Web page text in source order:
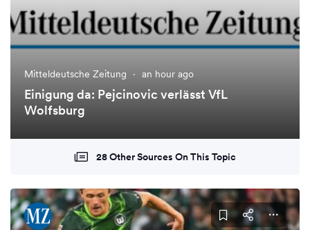
Mitteldeutsche Zeitung · an hour ago
Einigung da: Pejcinovic verlässt VfL
Wolfsburg
28 Other Sources On This Topic